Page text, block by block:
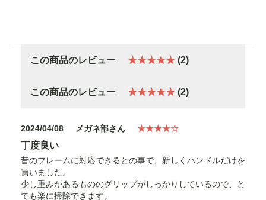
この商品のレビュー ★★★★★ (2)
この商品のレビュー ★★★★★ (2)
2024/04/08 メガネ部さん ★★★★☆
丁度良い
昔のフレームに対応できるとの事で、新しくハンドルだけを
買いました。
少し重みがあるもののグリップがしっかりしているので、と
ても楽に掃除できます。